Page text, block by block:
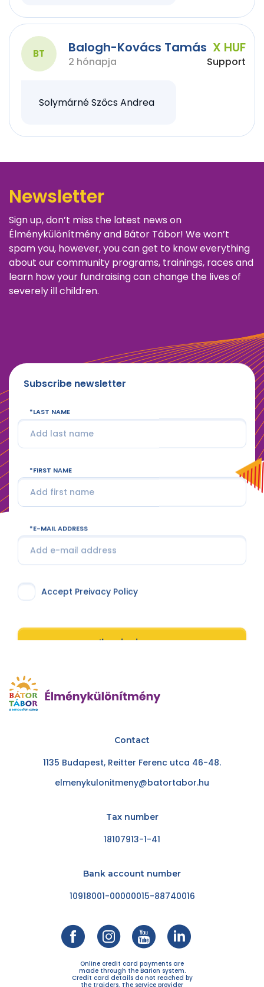
BT Balogh-Kovács Tamás
2 hónapja
X HUF
Support
Solymárné Szőcs Andrea
Newsletter
Sign up, don’t miss the latest news on
Élménykülönítmény and Bátor Tábor! We won’t
spam you, however, you can get to know everything
about our community programs, trainings, races and
learn how your fundraising can change the lives of
severely ill children.
Subscribe newsletter
LAST NAME
FIRST NAME
E-MAIL ADDRESS
Accept Preivacy Policy
I'm signing up
Contact
1135 Budapest, Reitter Ferenc utca 46-48.
elmenykulonitmeny@batortabor.hu
Tax number
18107913-1-41
Bank account number
10918001-00000015-88740016
Online credit card payments are
made through the Barion system.
Credit card details do not reached by
the traiders. The service provider